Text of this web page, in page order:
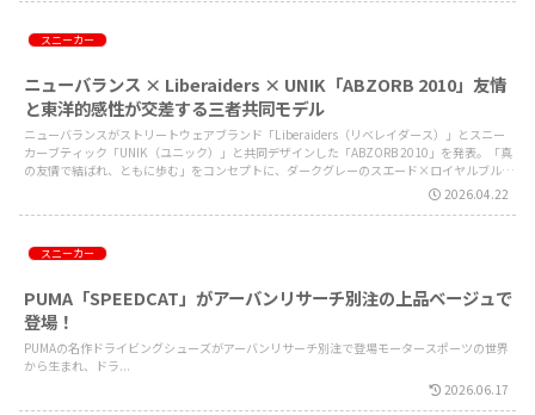
スニーカー
ニューバランス × Liberaiders × UNIK「ABZORB 2010」友情
と東洋的感性が交差する三者共同モデル
ニューバランスがストリートウェアブランド「Liberaiders（リベレイダース）」とスニー
カーブティック「UNIK（ユニック）」と共同デザインした「ABZORB 2010」を発表。「真
の友情で結ばれ、ともに歩む」をコンセプトに、ダークグレーのスエード×ロイヤルブルー
のパネル×グラデーションタンで仕上げた一足。ニューバランス原宿・心斎橋ほかで発売。
2026.04.22
スニーカー
PUMA「SPEEDCAT」がアーバンリサーチ別注の上品ベージュで
登場！
PUMAの名作ドライビングシューズがアーバンリサーチ別注で登場モータースポーツの世界
から生まれ、ドラ...
2026.06.17